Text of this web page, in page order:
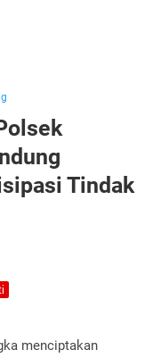
Tindak
menciptakan